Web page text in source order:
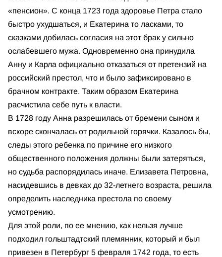
«пенсион». С конца 1723 года здоровье Петра стало
быстро ухудшаться, и Екатерина то ласками, то
сказками добилась согласия на этот брак у сильно
ослабевшего мужа. Одновременно она принудила
Анну и Карла официально отказаться от претензий на
российский престол, что и было зафиксировано в
брачном контракте. Таким образом Екатерина
расчистила себе путь к власти.
В 1728 году Анна разрешилась от бремени сыном и
вскоре скончалась от родильной горячки. Казалось бы,
следы этого ребенка по причине его низкого
общественного положения должны были затеряться,
но судьба распорядилась иначе. Елизавета Петровна,
насидевшись в девках до 32-летнего возраста, решила
определить наследника престола по своему
усмотрению.
Для этой роли, по ее мнению, как нельзя лучше
подходил гольштадтский племянник, который и был
привезен в Петербург 5 февраля 1742 года, то есть